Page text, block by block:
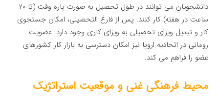
دانشجویان می توانند در طول تحصیل به صورت پاره وقت (تا ۲۰
ساعت در هفته) کار کنند. پس از فارغ التحصیلی، امکان جستجوی
کار و تبدیل ویزای تحصیلی به ویزای کاری وجود دارد. عضویت
رومانی در اتحادیه اروپا نیز امکان دسترسی به بازار کار کشورهای
عضو را فراهم می کند.
محیط فرهنگی غنی و موقعیت استراتژیک